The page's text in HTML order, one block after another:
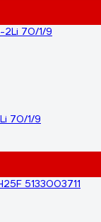
70/1/9